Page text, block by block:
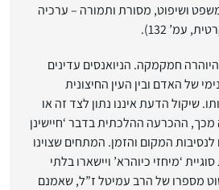
ושיפוט, מסורת ותמורה – ערכיה
עמ’ 132).
חמקמקה. הניואנסים עדינים
של האדם ובין העין החיצונית
שיקול הדעת איננו נתון לצד זה או
ההכרעה ההלכתית בדבר ‘חיישינן
המקום והזמן. המתחים שצוינו
‘מיחזי כיוהרא’ ויישארו בלתי
מספרו של הרב עמיטל ז”ל, שאמנם